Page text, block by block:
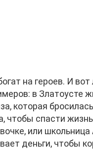
на героев. И вот
в Златоусте
которая
чтобы спасти жизнь
или
деньги, чтобы